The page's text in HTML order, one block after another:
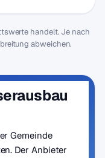
handelt. Je nach
abweichen.
Gemeinde
Der Anbieter